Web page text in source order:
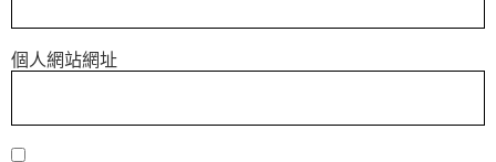
個人網站網址